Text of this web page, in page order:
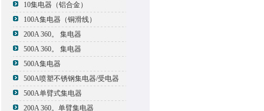
10集电器（铝合金）
100A集电器（铜滑线）
200A 360。 集电器
500A 360。 集电器
500A集电器
500A喷塑不锈钢集电器/受电器
500A单臂式集电器
200A 360。单臂集电器